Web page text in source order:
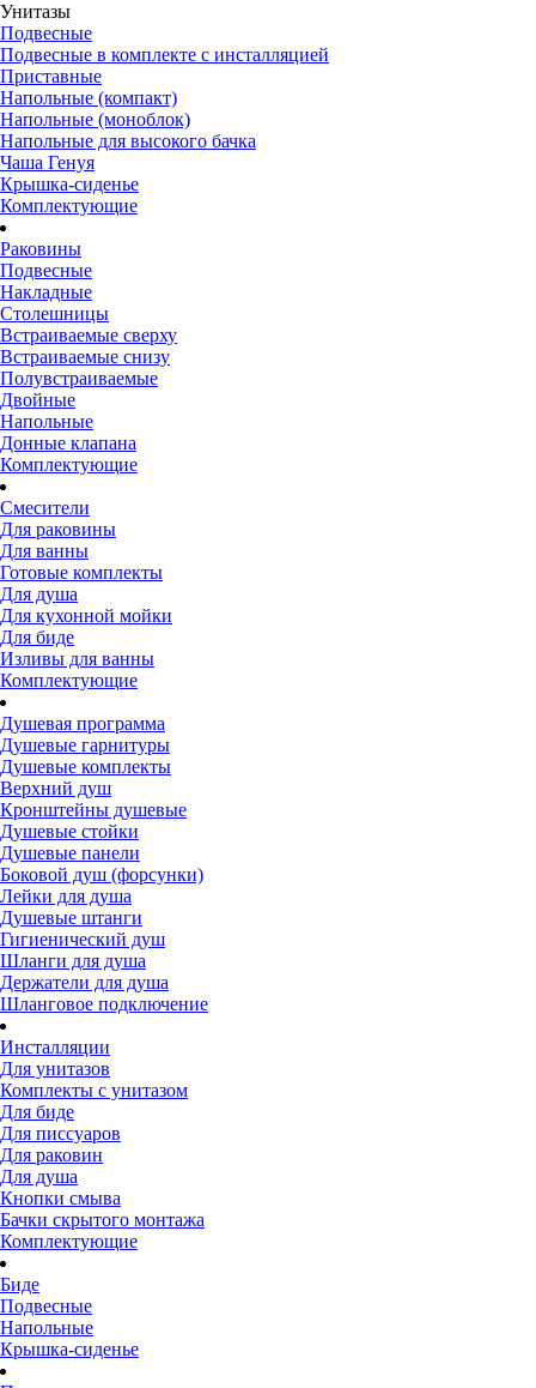
Унитазы
Подвесные
Подвесные в комплекте с инсталляцией
Приставные
Напольные (компакт)
Напольные (моноблок)
Напольные для высокого бачка
Чаша Генуя
Крышка-сиденье
Комплектующие
Раковины
Подвесные
Накладные
Столешницы
Встраиваемые сверху
Встраиваемые снизу
Полувстраиваемые
Двойные
Напольные
Донные клапана
Комплектующие
Смесители
Для раковины
Для ванны
Готовые комплекты
Для душа
Для кухонной мойки
Для биде
Изливы для ванны
Комплектующие
Душевая программа
Душевые гарнитуры
Душевые комплекты
Верхний душ
Кронштейны душевые
Душевые стойки
Душевые панели
Боковой душ (форсунки)
Лейки для душа
Душевые штанги
Гигиенический душ
Шланги для душа
Держатели для душа
Шланговое подключение
Инсталляции
Для унитазов
Комплекты с унитазом
Для биде
Для писсуаров
Для раковин
Для душа
Кнопки смыва
Бачки скрытого монтажа
Комплектующие
Биде
Подвесные
Напольные
Крышка-сиденье